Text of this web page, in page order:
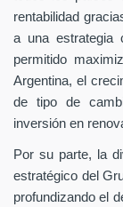
rentabilidad
a una estrategia
permitido
Argentina, el
de tipo de
inversión en
Por su parte, la
estratégico del
profundizando el